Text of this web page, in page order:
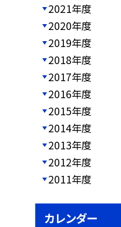
2021年度
2020年度
2019年度
2018年度
2017年度
2016年度
2015年度
2014年度
2013年度
2012年度
2011年度
カレンダー